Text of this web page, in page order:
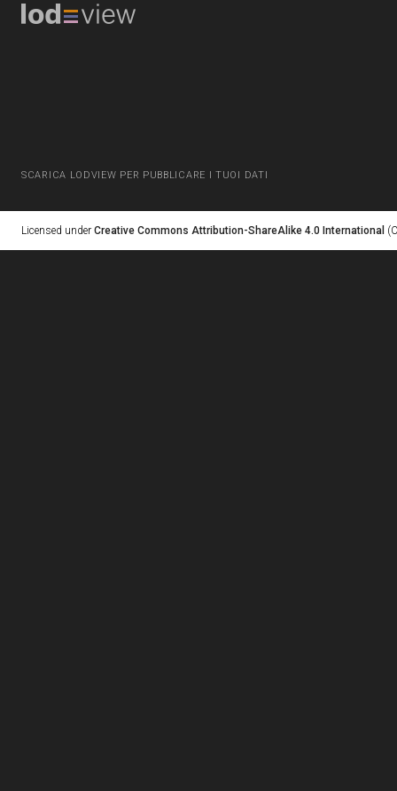
SCARICA LODVIEW PER PUBBLICARE I TUOI DATI
Licensed under Creative Commons Attribution-ShareAlike 4.0 International